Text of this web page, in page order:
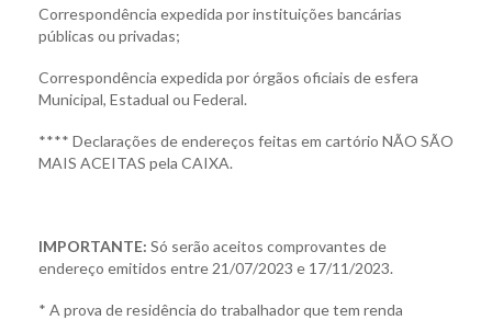
Correspondência expedida por instituições bancárias
públicas ou privadas;
Correspondência expedida por órgãos oficiais de esfera
Municipal, Estadual ou Federal.
**** Declarações de endereços feitas em cartório NÃO SÃO
MAIS ACEITAS pela CAIXA.
IMPORTANTE: Só serão aceitos comprovantes de
endereço emitidos entre 21/07/2023 e 17/11/2023.
* A prova de residência do trabalhador que tem renda